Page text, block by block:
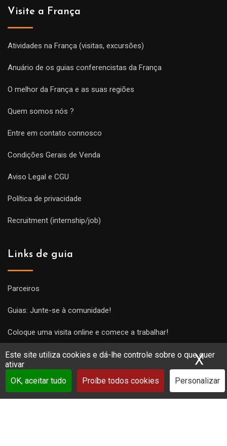
Este site utiliza cookies e dá-lhe controle sobre o que quer
ativar
OK, aceitar tudo
Proíbe todos cookies Personalizar
X
Visite a França
Atividades na França (visitas, excursões)
Anuário de os guias conferencistas da França
O melhor da França e as suas regiões
Quem somos nós ?
Entre em contato connosco
Condições Gerais de Venda
Aviso Legal e CGU
Política de privacidade
Recruitment (internship/job)
Links de guia
Parceiros
Guias: Junte-se à comunidade!
Coloque uma visita online e comece a trabalhar!